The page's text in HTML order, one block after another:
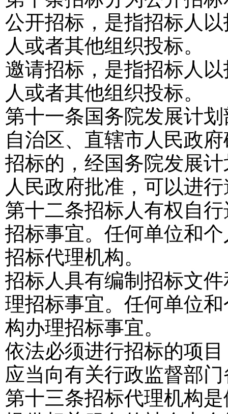
公开招标，是指招标人
人或者其他组织投标。
邀请招标，是指招标人
人或者其他组织投标。
第十一条国务院发展计
自治区、直辖市人民政
招标的，经国务院发展
人民政府批准，可以进
第十二条招标人有权自
招标事宜。任何单位和
招标代理机构。
招标人具有编制招标文
理招标事宜。任何单位
构办理招标事宜。
依法必须进行招标的项
应当向有关行政监督部
第十三条招标代理机构